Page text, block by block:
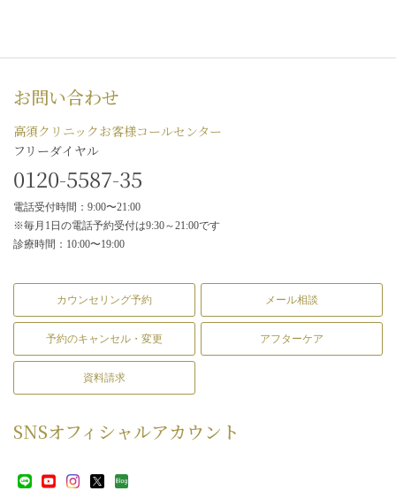
お問い合わせ
高須クリニックお客様コールセンター
フリーダイヤル
0120-5587-35
電話受付時間：9:00〜21:00
※毎月1日の電話予約受付は9:30～21:00です
診療時間：10:00〜19:00
カウンセリング予約 メール相談
予約のキャンセル・変更 アフターケア
資料請求
SNSオフィシャルアカウント